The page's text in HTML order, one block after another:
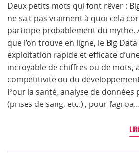
Deux petits mots qui font rêver :
ne sait pas vraiment à quoi cela
participe probablement du mythe.
que l’on trouve en ligne, le Big
exploitation rapide et efficace
incroyable de chiffres ou de mots,
compétitivité ou du
Pour la santé, analyse de données
(prises de sang, etc.) ; pour l’agroa…